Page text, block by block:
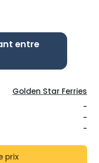
entre
Golden Star Ferries
-
-
-
prix